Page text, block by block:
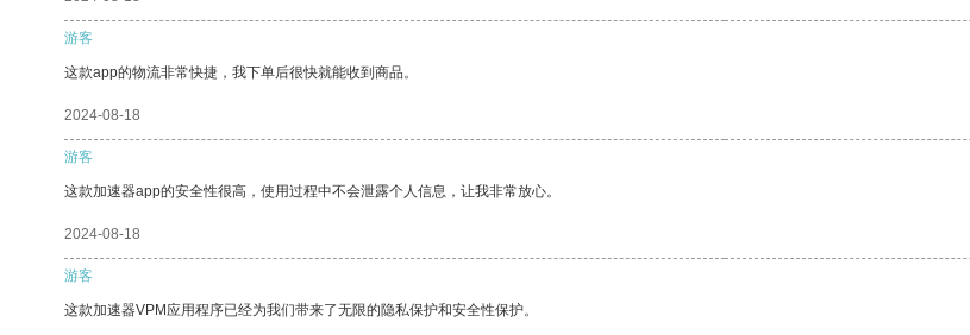
游客
这款app的物流非常快捷，我下单后很快就能收到商品。
2024-08-18
游客
这款加速器app的安全性很高，使用过程中不会泄露个人信息，让我非常放心。
2024-08-18
游客
这款加速器VPM应用程序已经为我们带来了无限的隐私保护和安全性保护。